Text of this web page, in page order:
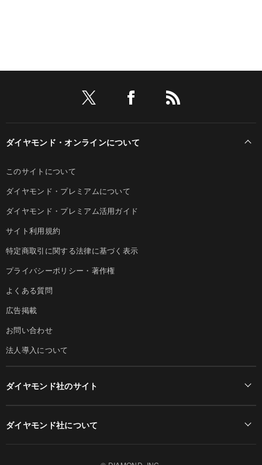
ダイヤモンド・オンラインについて
このサイトについて
ダイヤモンド・プレミアムについて
ダイヤモンド・プレミアム活用ガイド
サイト利用規約
特定商取引に関する法律に基づく表示
プライバシーポリシー・著作権
よくある質問
広告掲載
お問い合わせ
法人導入について
ダイヤモンド社のサイト
ダイヤモンド社について